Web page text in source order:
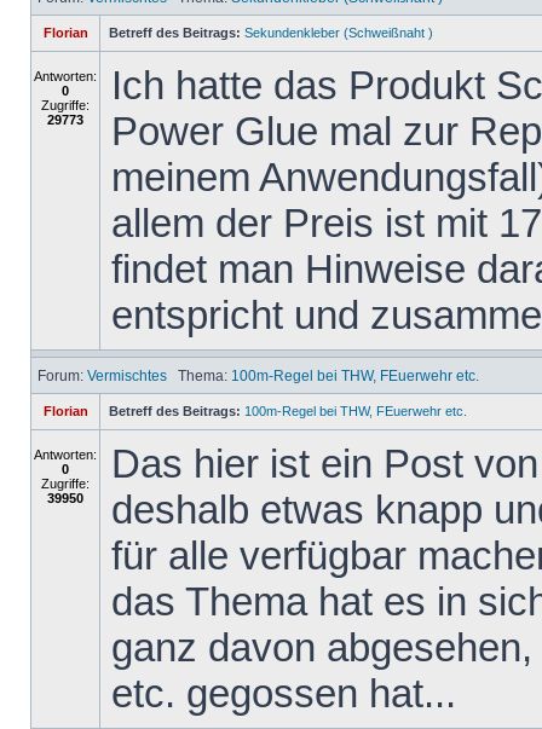
Florian Betreff des Beitrags: Sekundenkleber (Schweißnaht )
Antworten:
0
Zugriffe:
29773
Ich hatte das Produkt
Power Glue mal zur
meinem
allem der Preis ist mit
findet man Hinweise
entspricht und
Forum: Vermischtes Thema: 100m-Regel bei THW, FEuerwehr etc.
Florian Betreff des Beitrags: 100m-Regel bei THW, FEuerwehr etc.
Antworten:
0
Zugriffe:
39950
Das hier ist ein Post
deshalb etwas knapp
für alle verfügbar
das Thema hat es in
ganz davon
etc. gegossen hat...